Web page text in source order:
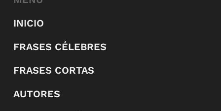
INICIO
FRASES CÉLEBRES
FRASES CORTAS
AUTORES